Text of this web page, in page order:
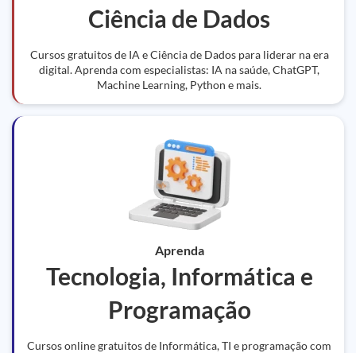
Ciência de Dados
Cursos gratuitos de IA e Ciência de Dados para liderar na era
digital. Aprenda com especialistas: IA na saúde, ChatGPT,
Machine Learning, Python e mais.
Aprenda
Tecnologia, Informática e
Programação
Cursos online gratuitos de Informática, TI e programação com